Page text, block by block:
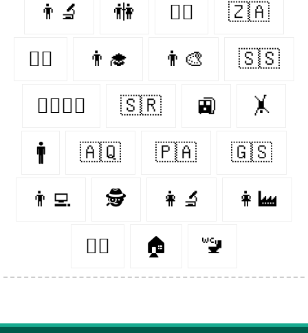
👨‍🔬 🚻 👨‍⚕️ 🇿🇦
👨‍✈️ 👨‍🎓 👨‍🎨 🇸🇸
👩‍❤️‍💋‍👨 🇸🇷 🚉 🤸‍
🚹 🇦🇶 🇵🇦 🇬🇸
👨‍💻 🕵️ 👩‍🔬 👩‍🏭
👨‍⚖️ 🏠 🚾